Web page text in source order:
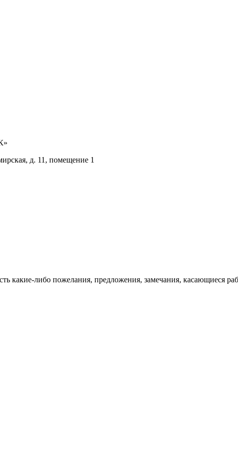
д. 11, помещение 1
какие-либо пожелания, предложения, замечания, касающиеся